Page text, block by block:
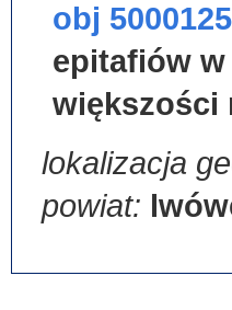
obj
epitafiów w
większości
lokalizacja
powiat: